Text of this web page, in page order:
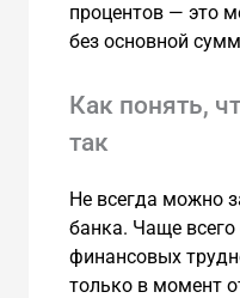
процентов — это
без основной
Как понять,
так
Не всегда можно
банка. Чаще
финансовых
только в момент